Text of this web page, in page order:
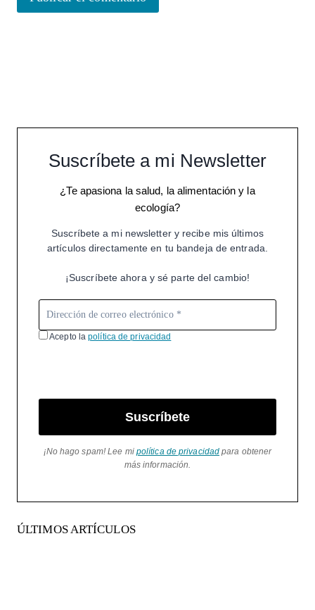
Suscríbete a mi Newsletter
¿Te apasiona la salud, la alimentación y la
ecología?
Suscríbete a mi newsletter y recibe mis últimos
artículos directamente en tu bandeja de entrada.
¡Suscríbete ahora y sé parte del cambio!
Acepto lapolítica de privacidad
Suscríbete
¡No hago spam! Lee mi política de privacidad para obtener
más información.
ÚLTIMOS ARTÍCULOS